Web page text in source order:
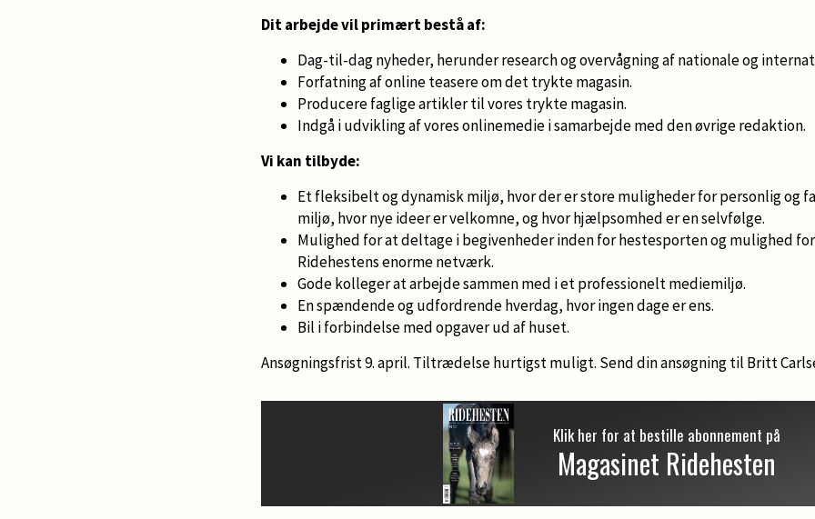
Dit arbejde vil primært bestå af:
Dag-til-dag nyheder, herunder research og overvågning af nationale og
Forfatning af online teasere om det trykte magasin.
Producere faglige artikler til vores trykte magasin.
Indgå i udvikling af vores onlinemedie i samarbejde med den øvrige redaktion.
Vi kan tilbyde:
Et fleksibelt og dynamisk miljø, hvor der er store muligheder for personlig og
miljø, hvor nye ideer er velkomne, og hvor hjælpsomhed er en selvfølge.
Mulighed for at deltage i begivenheder inden for hestesporten og mulighed
Ridehestens enorme netværk.
Gode kolleger at arbejde sammen med i et professionelt mediemiljø.
En spændende og udfordrende hverdag, hvor ingen dage er ens.
Bil i forbindelse med opgaver ud af huset.
Ansøgningsfrist 9. april. Tiltrædelse hurtigst muligt. Send din ansøgning til Britt
Klik her for at bestille abonnement på
Magasinet Ridehesten